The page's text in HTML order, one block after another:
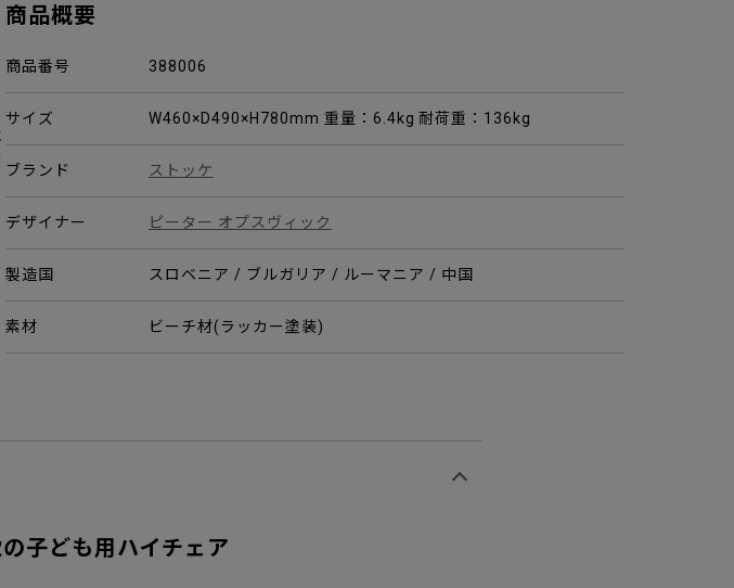
商品概要
商品番号 388006
サイズ W460×D490×H780mm 重量：6.4kg 耐荷重：136kg
ブランド ストッケ
デザイナー ピーター オプスヴィック
製造国 スロベニア / ブルガリア / ルーマニア / 中国
素材 ビーチ材(ラッカー塗装)
子ども用ハイチェア